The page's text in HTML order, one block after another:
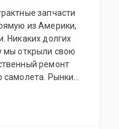
запчасти
из Америки,
Никаких долгих
мы открыли свою
ремонт
самолета. Рынки
узлами. Мы